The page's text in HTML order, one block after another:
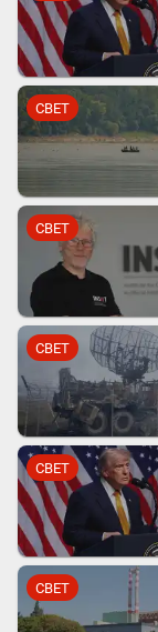
СВЕТ
СВЕТ
СВЕТ
СВЕТ
СВЕТ